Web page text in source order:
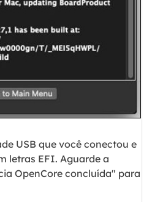
USB que você conectou e
letras EFI. Aguarde a
OpenCore concluída" para